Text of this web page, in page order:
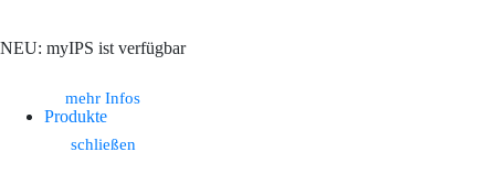
NEU: myIPS ist verfügbar
mehr Infos
schließen
Produkte